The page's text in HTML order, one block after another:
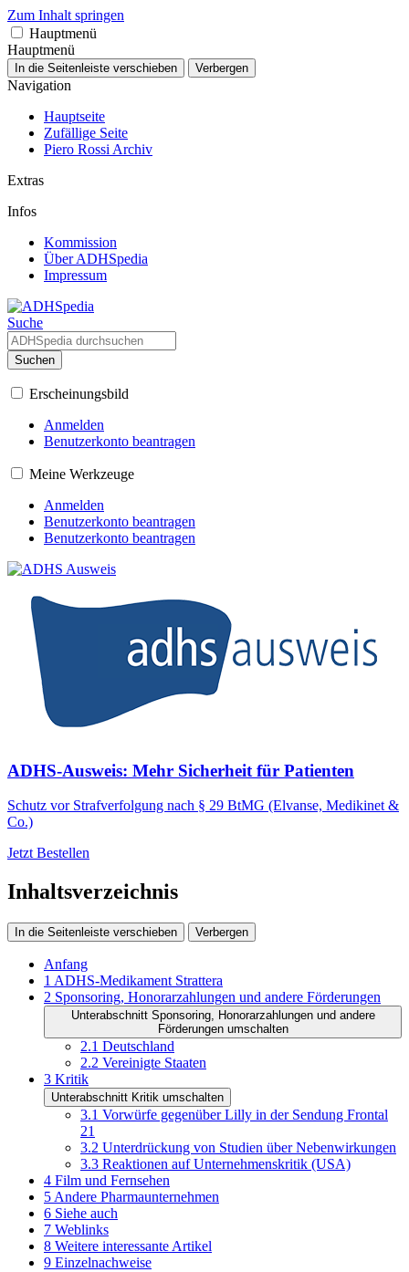
Zum Inhalt springen
Hauptmenü
Hauptmenü
In die Seitenleiste verschieben Verbergen
Navigation
Hauptseite
Zufällige Seite
Piero Rossi Archiv
Extras
Infos
Kommission
Über ADHSpedia
Impressum
Suche
Suchen
Erscheinungsbild
Anmelden
Benutzerkonto beantragen
Meine Werkzeuge
Anmelden
Benutzerkonto beantragen
Benutzerkonto beantragen
ADHS-Ausweis: Mehr Sicherheit für Patienten
Schutz vor Strafverfolgung nach § 29 BtMG (Elvanse, Medikinet &
Co.)
Jetzt Bestellen
Inhaltsverzeichnis
In die Seitenleiste verschieben Verbergen
Anfang
1 ADHS-Medikament Strattera
2 Sponsoring, Honorarzahlungen und andere Förderungen
Unterabschnitt Sponsoring, Honorarzahlungen und andere
Förderungen umschalten
2.1 Deutschland
2.2 Vereinigte Staaten
3 Kritik
Unterabschnitt Kritik umschalten
3.1 Vorwürfe gegenüber Lilly in der Sendung Frontal
21
3.2 Unterdrückung von Studien über Nebenwirkungen
3.3 Reaktionen auf Unternehmenskritik (USA)
4 Film und Fernsehen
5 Andere Pharmaunternehmen
6 Siehe auch
7 Weblinks
8 Weitere interessante Artikel
9 Einzelnachweise